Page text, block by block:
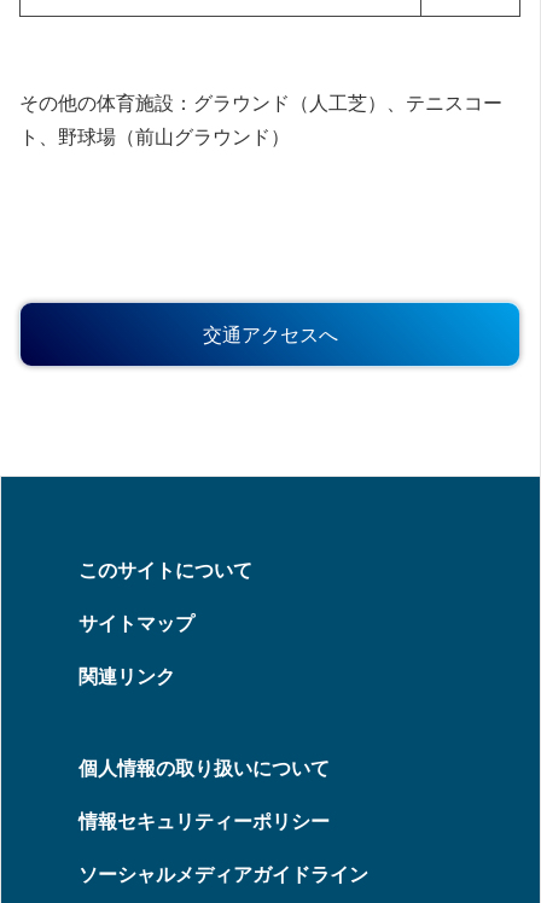
その他の体育施設：グラウンド（人工芝）、テニスコー
ト、野球場（前山グラウンド）
交通アクセスへ
このサイトについて
サイトマップ
関連リンク
個人情報の取り扱いについて
情報セキュリティーポリシー
ソーシャルメディアガイドライン